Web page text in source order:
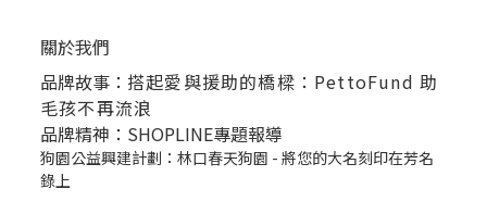
關於我們
品牌故事： 搭起愛與援助的橋樑：PettoFund 助
毛孩不再流浪
品牌精神：SHOPLINE專題報導
狗園公益興建計劃：林口春天狗園 - 將您的大名刻印在芳名
錄上